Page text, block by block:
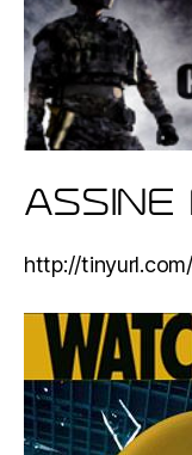
ASSINE
http://